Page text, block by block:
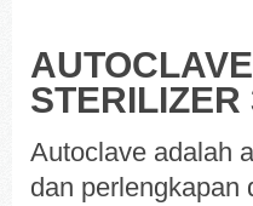
Autoclave adalah
dan perlengkapan